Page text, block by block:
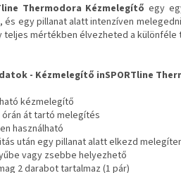
Thermodora Kézmelegítőegy
, és egy pillanat alatt intenzíven
teljes mértékben élvezheted a
- Kézmelegítő inSPORTline
kézmelegítő
órán át tartó melegítés
használható
után egy pillanat alatt elkezd
vagy zsebbe helyezhető
2 darabot tartalmaz (1 pár)